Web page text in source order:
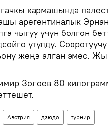
кармашында
арегентиналык
чыгуу үчүн болгон
утулду.
жеңе алган эмес.
Золоев 80
Австрия дзюдо турнир